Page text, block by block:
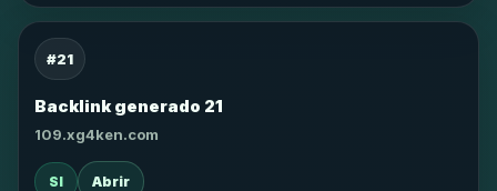
#21
Backlink generado 21
109.xg4ken.com
SI Abrir